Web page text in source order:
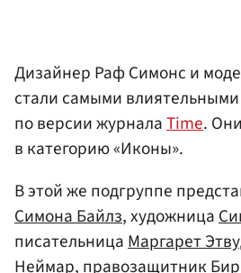
Дизайнер Раф Симонс и
стали самыми
по версии журналаTime.
в категорию «Иконы».
В этой же подгруппе
Симона Байлз, художница
писательницаМаргарет
Неймар, правозащитник